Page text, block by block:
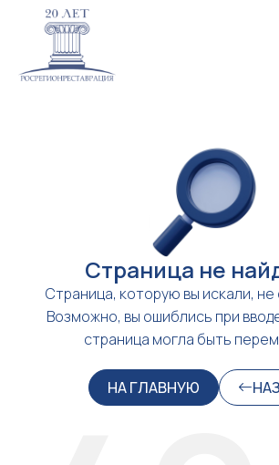
Страница не
Страница, которую вы искали, не
Возможно, вы ошиблись при
страница могла быть
НА ГЛАВНУЮ